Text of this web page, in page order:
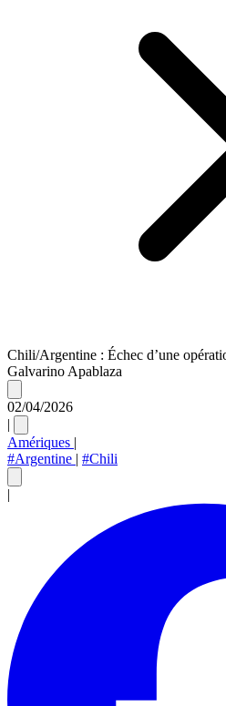
Chili/Argentine : Échec d’une
Galvarino Apablaza
02/04/2026
|
Amériques |
#Argentine | #Chili
|